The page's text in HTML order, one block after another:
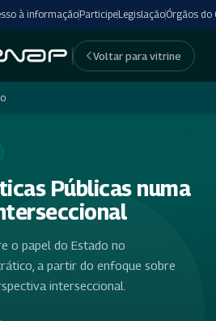
à informaçãoParticipeLegislaçãoÓrgãos do
Voltar para vitrine
Públicas numa
o papel do Estado no
a partir do enfoque sobre
interseccional.